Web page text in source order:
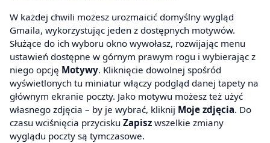
W każdej chwili możesz urozmaicić domyślny wygląd
Gmaila, wykorzystując jeden z dostępnych motywów.
Służące do ich wyboru okno wywołasz, rozwijając menu
ustawień dostępne w górnym prawym rogu i wybierając z
niego opcję Motywy. Kliknięcie dowolnej spośród
wyświetlonych tu miniatur włączy podgląd danej tapety na
głównym ekranie poczty. Jako motywu możesz też użyć
własnego zdjęcia – by je wybrać, kliknij Moje zdjęcia. Do
czasu wciśnięcia przycisku Zapisz wszelkie zmiany
wyglądu poczty są tymczasowe.